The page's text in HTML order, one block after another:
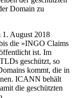
Domain zu
1. August 2018
die »INGO Claims
ist. Im
geschützt, so
kommt, die in
ICANN behält
die geschützten